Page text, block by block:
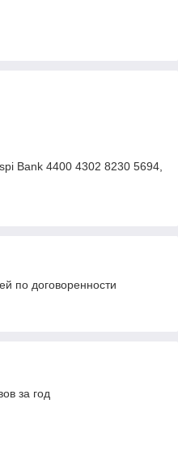
Bank 4400 4302 8230 5694,
по договоренности
за год